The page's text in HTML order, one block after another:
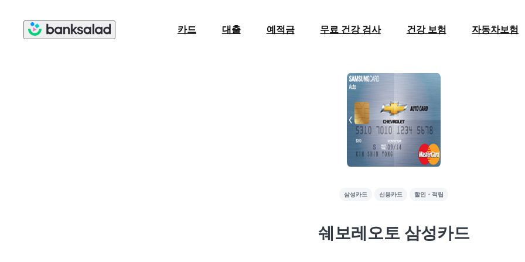
카드 대출 예적금 무료 건강 검사 건강 보험 자동차보험
삼성카드 신용카드 할인・적립
쉐보레오토 삼성카드